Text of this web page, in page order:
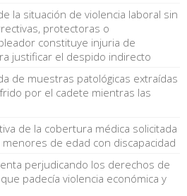
la situación de violencia laboral sin
protectoras o
constituye injuria de
justificar el despido indirecto
de muestras patológicas extraídas
por el cadete mientras las
de la cobertura médica solicitada
de edad con discapacidad
perjudicando los derechos de
padecía violencia económica y